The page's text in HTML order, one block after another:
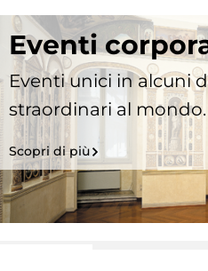
Eventi
Eventi unici in alcuni
straordinari al mondo.
Scopri di più